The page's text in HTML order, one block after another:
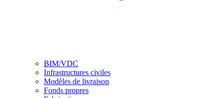
BIM/VDC
Infrastructures civiles
Modèles de livraison
Fonds propres